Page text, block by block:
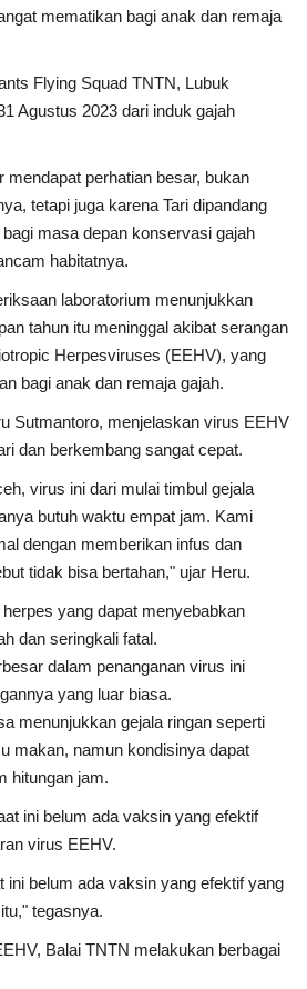
mematikan bagi anak dan remaja
Flying Squad TNTN, Lubuk
Agustus 2023 dari induk gajah
mendapat perhatian besar, bukan
tetapi juga karena Tari dipandang
masa depan konservasi gajah
habitatnya.
laboratorium menunjukkan
tahun itu meninggal akibat serangan
Herpesviruses (EEHV), yang
bagi anak dan remaja gajah.
Sutmantoro, menjelaskan virus EEHV
dan berkembang sangat cepat.
virus ini dari mulai timbul gejala
butuh waktu empat jam. Kami
dengan memberikan infus dan
tidak bisa bertahan," ujar Heru.
yang dapat menyebabkan
dan seringkali fatal.
dalam penanganan virus ini
yang luar biasa.
menunjukkan gejala ringan seperti
makan, namun kondisinya dapat
hitungan jam.
ini belum ada vaksin yang efektif
virus EEHV.
ini belum ada vaksin yang efektif yang
tegasnya.
Balai TNTN melakukan berbagai